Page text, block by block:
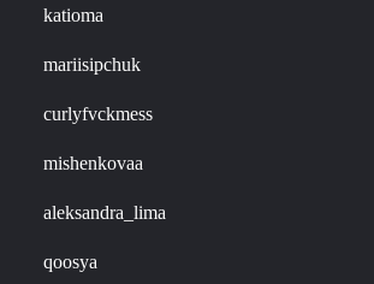
katioma
mariisipchuk
curlyfvckmess
mishenkovaa
aleksandra_lima
qoosya